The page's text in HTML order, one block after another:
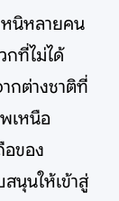
หนิหลายคน
กที่ไม่ได้
กต่างชาติที่
เหนือ
อของ
นุนให้เข้าสู่